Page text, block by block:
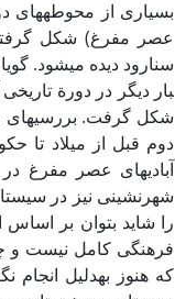
بسیاری از محوطه­های
عصر مفرغ) شکل
بار دیگر در دورة
شکل گرفت. بررسی‏های
آبادی‏های عصر مفرغ
شهرنشینی نیز در
را شاید بتوان بر
فرهنگی کامل نیست و
که هنوز به­دلیل انجام